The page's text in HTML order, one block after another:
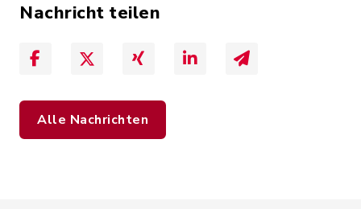
Nachricht teilen
Alle Nachrichten